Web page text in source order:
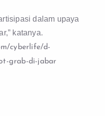
dalam upaya
katanya.
cyberlife/d-
grab-di-jabar